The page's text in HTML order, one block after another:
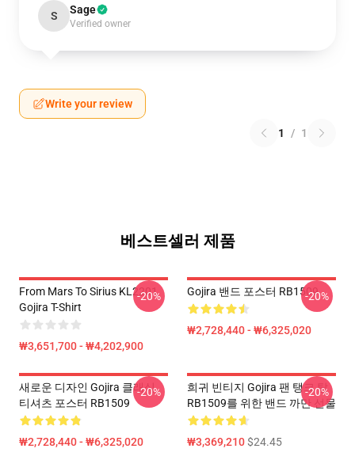
S Sage
Verified owner
Write your review
1 / 1
베스트셀러 제품
From Mars To Sirius KL2201
Gojira T-Shirt
₩3,651,700 - ₩4,202,900
-20% Gojira 밴드 포스터 RB1509
₩2,728,440 - ₩6,325,020
-20%
새로운 디자인 Gojira 클래식
티셔츠 포스터 RB1509
₩2,728,440 - ₩6,325,020
-20%
희귀 빈티지 Gojira 팬 탱크 탑
RB1509를 위한 밴드 까만 선물
₩3,369,210$24.45
-20%